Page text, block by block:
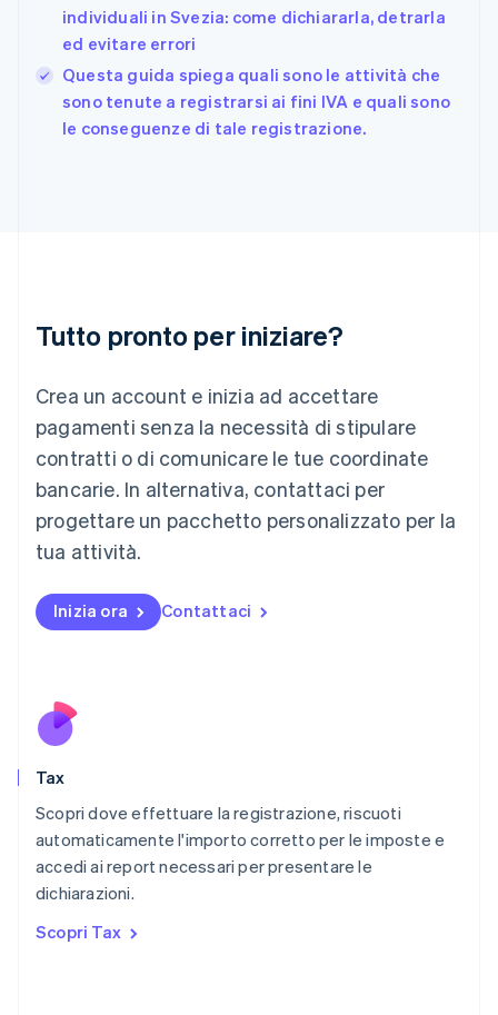
individuali in Svezia: come dichiararla, detrarla
ed evitare errori
Questa guida spiega quali sono le attività che
sono tenute a registrarsi ai fini IVA e quali sono
le conseguenze di tale registrazione.
Tutto pronto per iniziare?
Crea un account e inizia ad accettare
pagamenti senza la necessità di stipulare
contratti o di comunicare le tue coordinate
bancarie. In alternativa, contattaci per
progettare un pacchetto personalizzato per la
tua attività.
Inizia ora Contattaci
Tax
Scopri dove effettuare la registrazione, riscuoti
automaticamente l'importo corretto per le imposte e
accedi ai report necessari per presentare le
dichiarazioni.
Scopri Tax
Germania
DeutschEnglish
Giappone
日本語 English
Gibilterra
English
Lettonia
English
DeutschEnglish
Lituania
Français DeutschEnglish
Malaysia
English 简体中文
Malta
Messico
EspañolEnglish
English
Paesi Bassi
English
Portogallo
RAS di Hong Kong, Cina
English简体中文
Regno Unito
English